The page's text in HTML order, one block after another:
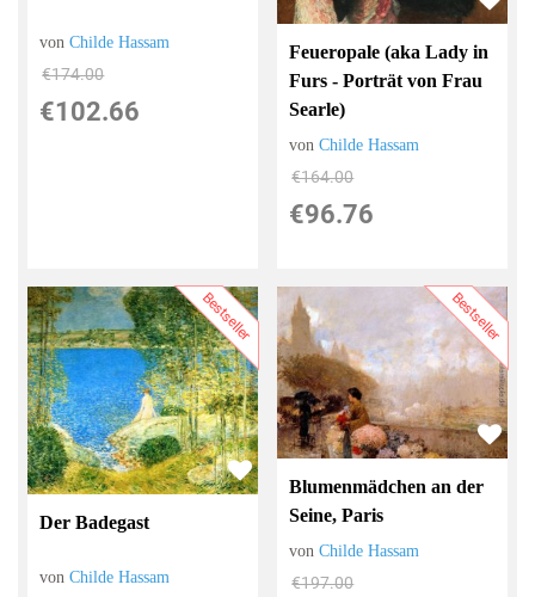
vonChilde Hassam
€174.00
€102.66
Feueropale (aka Lady in
Furs - Porträt von Frau
Searle)
vonChilde Hassam
€164.00
€96.76
Bestseller
Der Badegast
vonChilde Hassam
Bestseller
Blumenmädchen an der
Seine, Paris
vonChilde Hassam
€197.00